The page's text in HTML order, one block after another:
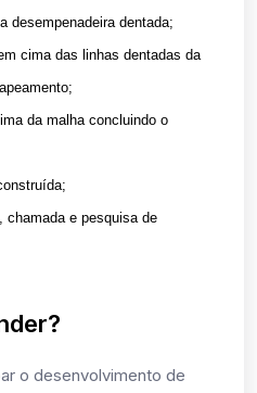
desempenadeira dentada;
cima das linhas dentadas da
da malha concluindo o
chamada e pesquisa de
o desenvolvimento de